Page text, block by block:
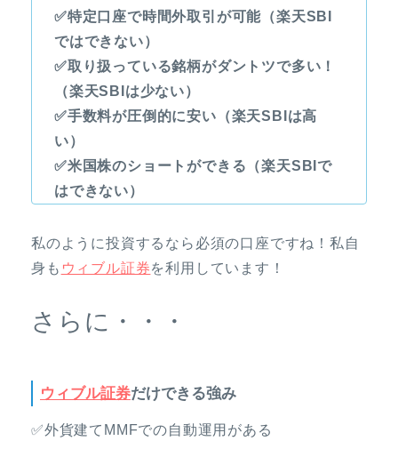
✅特定口座で時間外取引が可能（楽天SBI
ではできない）
✅取り扱っている銘柄がダントツで多い！
（楽天SBIは少ない）
✅手数料が圧倒的に安い（楽天SBIは高
い）
✅米国株のショートができる（楽天SBIで
はできない）
私のように投資するなら必須の口座ですね！私自
身も ウィブル証券を利用しています！
さらに・・・
ウィブル証券だけできる強み
✅外貨建てMMFでの自動運用がある